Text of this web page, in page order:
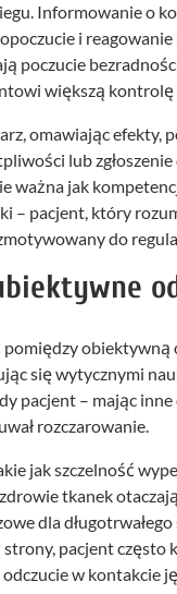
Informowanie o
i reagowanie
poczucie
większą
omawiając efekty,
lub
ważna jak
– pacjent, który
do
obiektywną
się wytycznymi
pacjent – mając
rozczarowanie.
jak szczelność
tkanek
dla
pacjent często
w kontakcie